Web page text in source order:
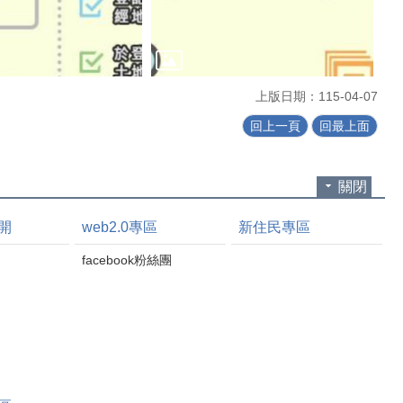
上版日期：115-04-07
回上一頁 回最上面
關閉
web2.0專區
facebook粉絲團
新住民專區